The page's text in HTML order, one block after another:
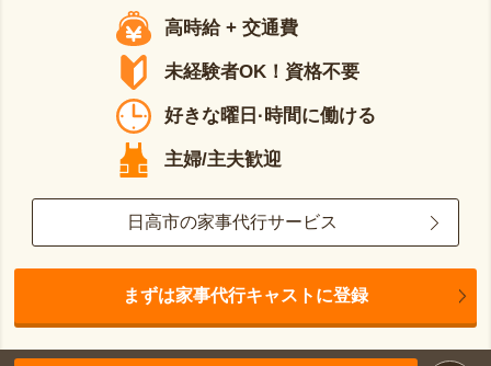
高時給 + 交通費
未経験者OK！資格不要
好きな曜日·時間に働ける
主婦/主夫歓迎
日高市の家事代行サービス
まずは家事代行キャストに登録